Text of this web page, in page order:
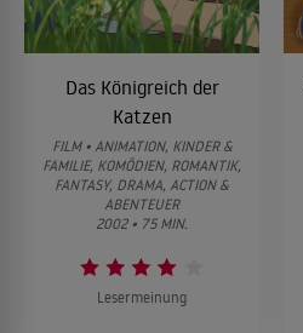
Das Königreich der
Katzen
FILM • ANIMATION, KINDER &
FAMILIE, KOMÖDIEN, ROMANTIK,
FANTASY, DRAMA, ACTION &
ABENTEUER
2002 • 75 MIN.
Lesermeinung